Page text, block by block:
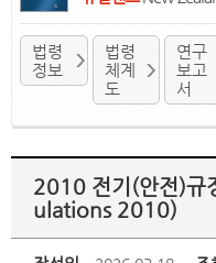
법령
정보
법령
체계
도
연구
보고
서
2010 전기(안전)규
ulations 2010)